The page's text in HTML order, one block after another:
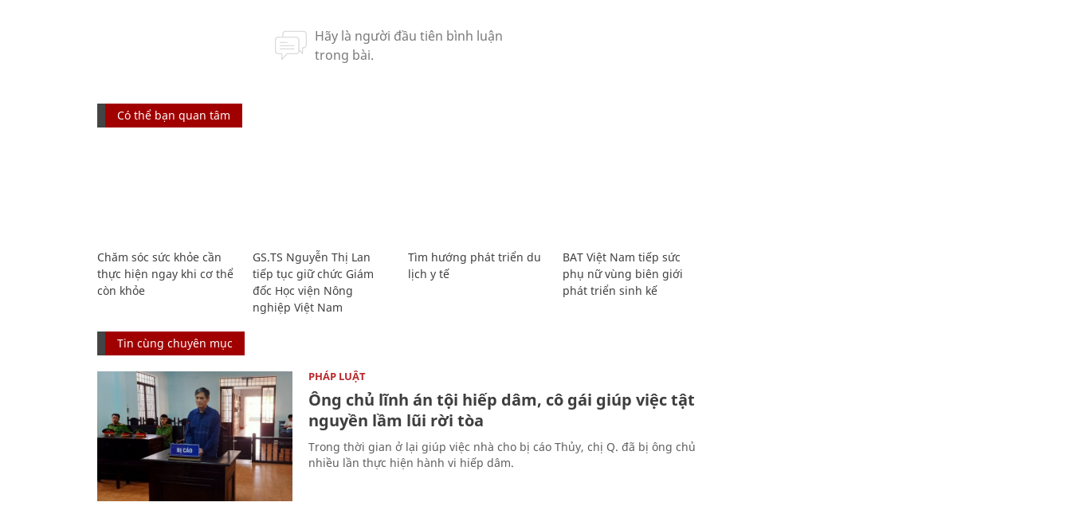
Có thể bạn quan tâm
Chăm sóc sức khỏe cần
thực hiện ngay khi cơ thể
còn khỏe
GS.TS Nguyễn Thị Lan
tiếp tục giữ chức Giám
đốc Học viện Nông
nghiệp Việt Nam
Tìm hướng phát triển du
lịch y tế
BAT Việt Nam tiếp sức
phụ nữ vùng biên giới
phát triển sinh kế
Tin cùng chuyên mục
PHÁP LUẬT
Ông chủ lĩnh án tội hiếp dâm, cô gái giúp việc tật
nguyền lầm lũi rời tòa
Trong thời gian ở lại giúp việc nhà cho bị cáo Thủy, chị Q. đã bị ông chủ
nhiều lần thực hiện hành vi hiếp dâm.